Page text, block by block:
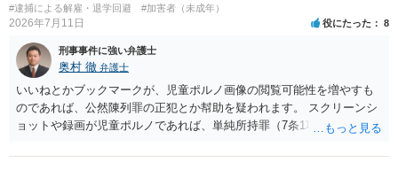
#逮捕による解雇・退学回避
#加害者（未成年）
2026年7月11日 役にたった 8
刑事事件に強い弁護士
奥村 徹 弁護士
いいねとかブックマークが、児童ポルノ画像の閲覧可能性を増やすも
のであれば、公然陳列罪の正犯とか幇助を疑われます。 スクリーンシ
ョットや録画が児童ポルノであれば、単純所持罪（7条1項）になりま
ポルノ画像の陳列者の関連先として、任意で取調を受けた人はいま